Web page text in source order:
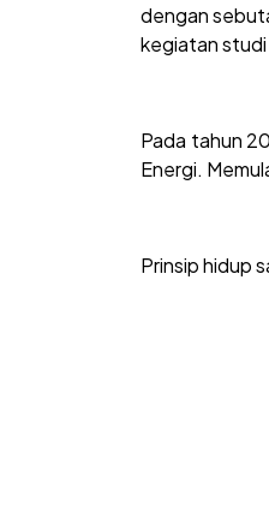
dengan
kegiatan studi
Pada tahun
Energi.
Prinsip hidup